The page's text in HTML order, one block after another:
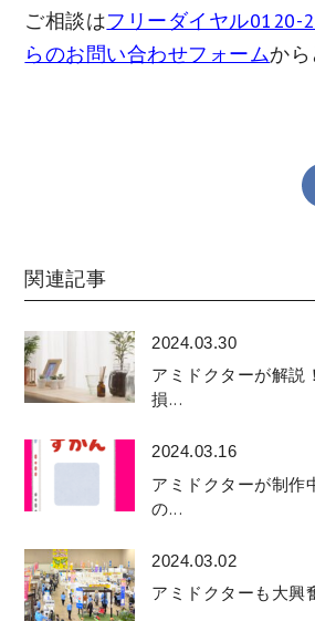
ご相談はフリーダイヤル0120-
らのお問い合わせフォームから
関連記事
2024.03.30
アミドクターが解説
損...
2024.03.16
アミドクターが制作
の...
2024.03.02
アミドクターも大興